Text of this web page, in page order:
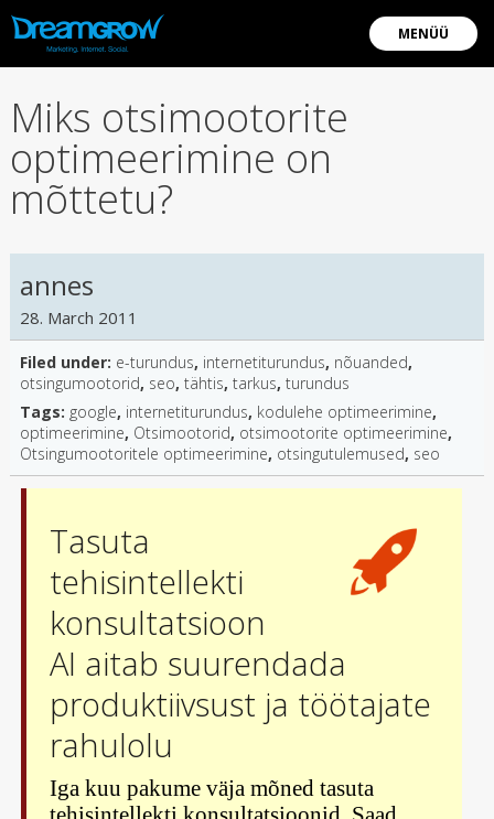
MENÜÜ
Miks otsimootorite
optimeerimine on
mõttetu?
annes
28. March 2011
Filed under: e-turundus, internetiturundus, nõuanded,
otsingumootorid, seo, tähtis, tarkus, turundus
Tags: google, internetiturundus, kodulehe optimeerimine,
optimeerimine, Otsimootorid, otsimootorite optimeerimine,
Otsingumootoritele optimeerimine, otsingutulemused, seo
Tasuta
tehisintellekti
konsultatsioon
AI aitab suurendada
produktiivsust ja töötajate
rahulolu
Iga kuu pakume väja mõned tasuta